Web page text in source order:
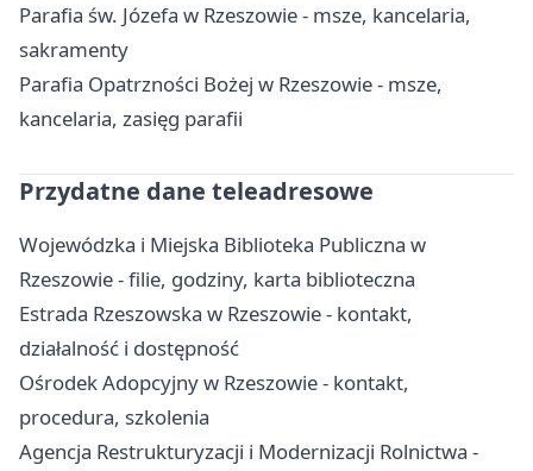
Parafia św. Józefa w Rzeszowie - msze, kancelaria,
sakramenty
Parafia Opatrzności Bożej w Rzeszowie - msze,
kancelaria, zasięg parafii
Przydatne dane teleadresowe
Wojewódzka i Miejska Biblioteka Publiczna w
Rzeszowie - filie, godziny, karta biblioteczna
Estrada Rzeszowska w Rzeszowie - kontakt,
działalność i dostępność
Ośrodek Adopcyjny w Rzeszowie - kontakt,
procedura, szkolenia
Agencja Restrukturyzacji i Modernizacji Rolnictwa -